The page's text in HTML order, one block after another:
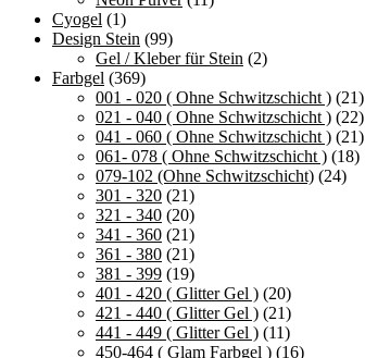
Cyogel (1)
Design Stein (99)
Gel / Kleber für Stein (2)
Farbgel (369)
001 - 020 ( Ohne Schwitzschicht ) (21)
021 - 040 ( Ohne Schwitzschicht ) (22)
041 - 060 ( Ohne Schwitzschicht ) (21)
061- 078 ( Ohne Schwitzschicht ) (18)
079-102 (Ohne Schwitzschicht) (24)
301 - 320 (21)
321 - 340 (20)
341 - 360 (21)
361 - 380 (21)
381 - 399 (19)
401 - 420 ( Glitter Gel ) (20)
421 - 440 ( Glitter Gel ) (21)
441 - 449 ( Glitter Gel ) (11)
450-464 ( Glam Farbgel ) (16)